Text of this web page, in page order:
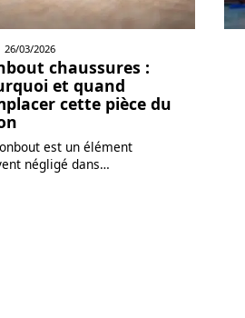
26/03/2026
chaussures :
et quand
cette pièce du
est un élément
négligé dans…